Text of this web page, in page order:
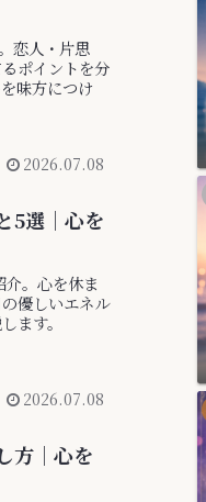
恋人・片思
ポイントを分
味方につけ
2026.07.08
5選｜心を
。心を休ま
優しいエネル
ます。
2026.07.08
方｜心を